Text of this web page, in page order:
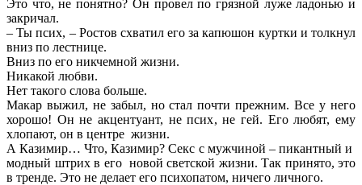
Это что, не понятно? Он провел по грязной луже ладонью и
закричал.
– Ты псих, – Ростов схватил его за капюшон куртки и толкнул
вниз по лестнице.
Вниз по его никчемной жизни.
Никакой любви.
Нет такого слова больше.
Макар выжил, не забыл, но стал почти прежним. Все у него
хорошо! Он не акцентуант, не псих, не гей. Его любят, ему
хлопают, он в центре жизни.
А Казимир… Что, Казимир? Секс с мужчиной – пикантный и
модный штрих в его новой светской жизни. Так принято, это
в тренде. Это не делает его психопатом, ничего личного.